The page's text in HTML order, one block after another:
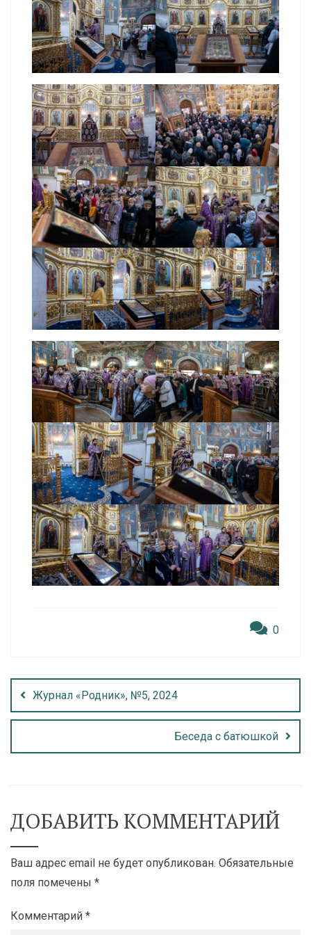
0
Журнал «Родник», №5, 2024
Беседа с батюшкой
ДОБАВИТЬ КОММЕНТАРИЙ
Ваш адрес email не будет опубликован. Обязательные
поля помечены *
Комментарий *